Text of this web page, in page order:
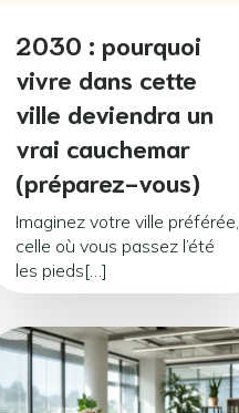
2030 : pourquoi
vivre dans cette
ville deviendra un
vrai cauchemar
(préparez-vous)
Imaginez votre ville préférée,
celle où vous passez l’été
les pieds[…]